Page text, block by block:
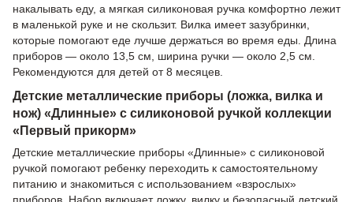
накалывать еду, а мягкая силиконовая ручка комфортно лежит
в маленькой руке и не скользит. Вилка имеет зазубринки,
которые помогают еде лучше держаться во время еды. Длина
приборов — около 13,5 см, ширина ручки — около 2,5 см.
Рекомендуются для детей от 8 месяцев.
Детские металлические приборы (ложка, вилка и
нож) «Длинные» с силиконовой ручкой коллекции
«Первый прикорм»
Детские металлические приборы «Длинные» с силиконовой
ручкой помогают ребенку переходить к самостоятельному
питанию и знакомиться с использованием «взрослых»